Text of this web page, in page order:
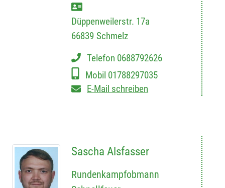
Düppenweilerstr. 17a
66839 Schmelz
Telefon 0688792626
Mobil 01788297035
E-Mail schreiben
Sascha Alsfasser
Rundenkampfobmann